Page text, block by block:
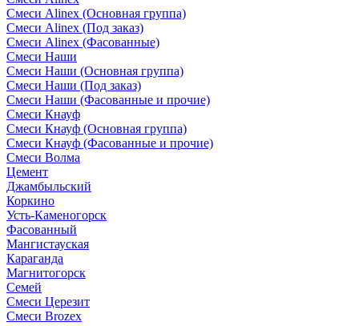
Смеси Alinex (Основная группа)
Смеси Alinex (Под заказ)
Смеси Alinex (Фасованные)
Смеси Наши
Смеси Наши (Основная группа)
Смеси Наши (Под заказ)
Смеси Наши (Фасованные и прочие)
Смеси Кнауф
Смеси Кнауф (Основная группа)
Смеси Кнауф (Фасованные и прочие)
Смеси Волма
Цемент
Джамбыльский
Коркино
Усть-Каменогорск
Фасованный
Мангистауская
Караганда
Магнитогорск
Семей
Смеси Церезит
Смеси Brozex